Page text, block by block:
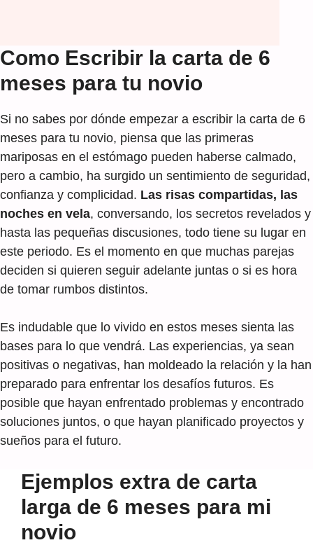
Como Escribir la carta de 6
meses para tu novio
Si no sabes por dónde empezar a escribir la carta de 6
meses para tu novio, piensa que las primeras
mariposas en el estómago pueden haberse calmado,
pero a cambio, ha surgido un sentimiento de seguridad,
confianza y complicidad. Las risas compartidas, las
noches en vela, conversando, los secretos revelados y
hasta las pequeñas discusiones, todo tiene su lugar en
este periodo. Es el momento en que muchas parejas
deciden si quieren seguir adelante juntas o si es hora
de tomar rumbos distintos.
Es indudable que lo vivido en estos meses sienta las
bases para lo que vendrá. Las experiencias, ya sean
positivas o negativas, han moldeado la relación y la han
preparado para enfrentar los desafíos futuros. Es
posible que hayan enfrentado problemas y encontrado
soluciones juntos, o que hayan planificado proyectos y
sueños para el futuro.
Ejemplos extra de carta
larga de 6 meses para mi
novio